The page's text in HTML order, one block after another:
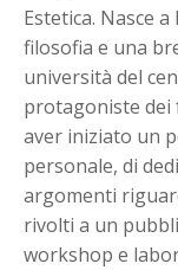
Estetica. Nasce
filosofia e una
università del
protagoniste dei
aver iniziato un
personale, di
argomenti
rivolti a un
workshop e